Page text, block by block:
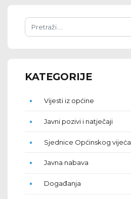
KATEGORIJE
Vijesti iz općine
Javni pozivi i natječaji
Sjednice Općinskog vijeća
Javna nabava
Događanja